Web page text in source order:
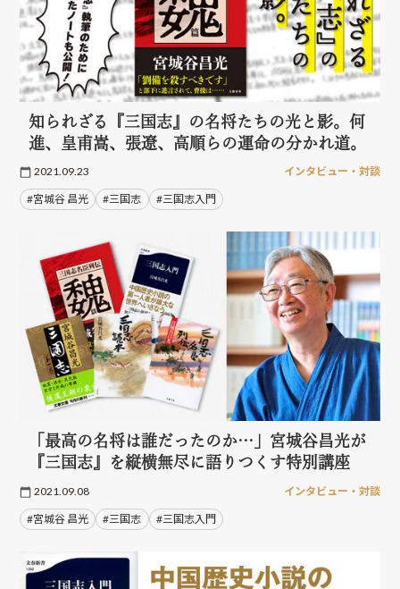
知られざる『三国志』の名将たちの光と影。何
進、皇甫嵩、張遼、高順らの運命の分かれ道。
2021.09.23 インタビュー・対談
#宮城谷 昌光 #三国志 #三国志入門
「最高の名将は誰だったのか…」宮城谷昌光が
『三国志』を縦横無尽に語りつくす特別講座
2021.09.08 インタビュー・対談
#宮城谷 昌光 #三国志 #三国志入門